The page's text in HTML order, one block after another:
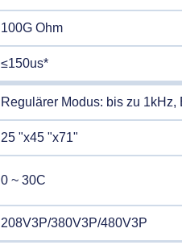
100G Ohm
≤150us*
Regulärer Modus: bis zu
25 "x45 "x71"
0 ~ 30C
208V3P/380V3P/480V3P